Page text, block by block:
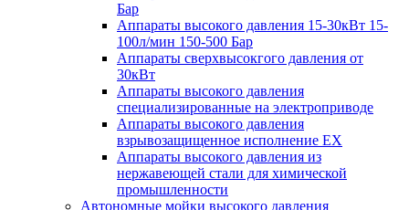
Бар
Аппараты высокого давления 15-30кВт 15-
100л/мин 150-500 Бар
Аппараты сверхвысокгого давления от
30кВт
Аппараты высокого давления
специализированные на электроприводе
Аппараты высокого давления
взрывозащищенное исполнение EX
Аппараты высокого давления из
нержавеющей стали для химической
промышленности
Автономные мойки высокого давления